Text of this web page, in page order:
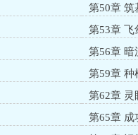
第50章 筑
第53章 飞
第56章 暗
第59章 种
第62章 灵
第65章 成